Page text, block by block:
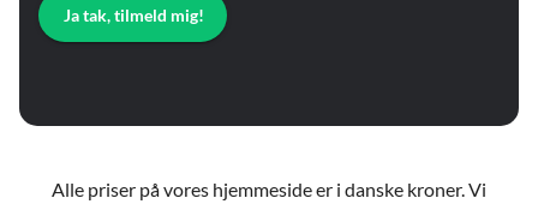
Ja tak, tilmeld mig!
Alle priser på vores hjemmeside er i danske kroner. Vi